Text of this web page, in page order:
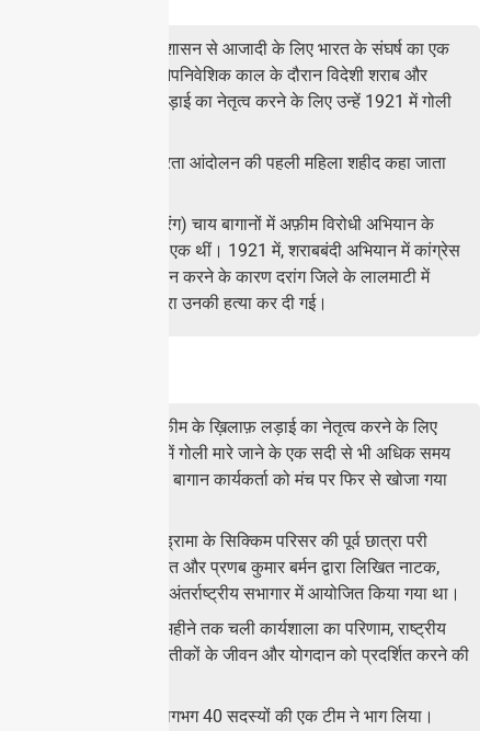
मंगरी ओरंग ब्रिटिश शासन से आजादी के लिए भारत के संघर्ष का एक
गुमनाम नायक है। औपनिवेशिक काल के दौरान विदेशी शराब और
अफ़ीम के ख़िलाफ़ लड़ाई का नेतृत्व करने के लिए उन्हें 1921 में गोली
उन्हें भारत के स्वतंत्रता आंदोलन की पहली महिला शहीद कहा जाता
मालती मेम (मंगरी ओरंग) चाय बागानों में अफ़ीम विरोधी अभियान के
अग्रणी सदस्यों में से एक थीं। 1921 में, शराबबंदी अभियान में कांग्रेस
स्वयंसेवकों का समर्थन करने के कारण दरांग जिले के लालमाटी में
सरकारी समर्थकों द्वारा उनकी हत्या कर दी गई।
विदेशी शराब और अफ़ीम के ख़िलाफ़ लड़ाई का नेतृत्व करने के लिए
असम के दरांग जिले में गोली मारे जाने के एक सदी से भी अधिक समय
बाद, एक गुमनाम चाय बागान कार्यकर्ता को मंच पर फिर से खोजा गया
नेशनल स्कूल ऑफ ड्रामा के सिक्किम परिसर की पूर्व छात्रा परी
सरानिया द्वारा निर्देशित और प्रणब कुमार बर्मन द्वारा लिखित नाटक,
गुवाहाटी के माधवदेव अंतर्राष्ट्रीय सभागार में आयोजित किया गया था।
नाट्य प्रस्तुति, एक महीने तक चली कार्यशाला का परिणाम, राष्ट्रीय
मंच पर पूर्वोत्तर के प्रतीकों के जीवन और योगदान को प्रदर्शित करने की
नाटक के निर्माण में लगभग 40 सदस्यों की एक टीम ने भाग लिया।